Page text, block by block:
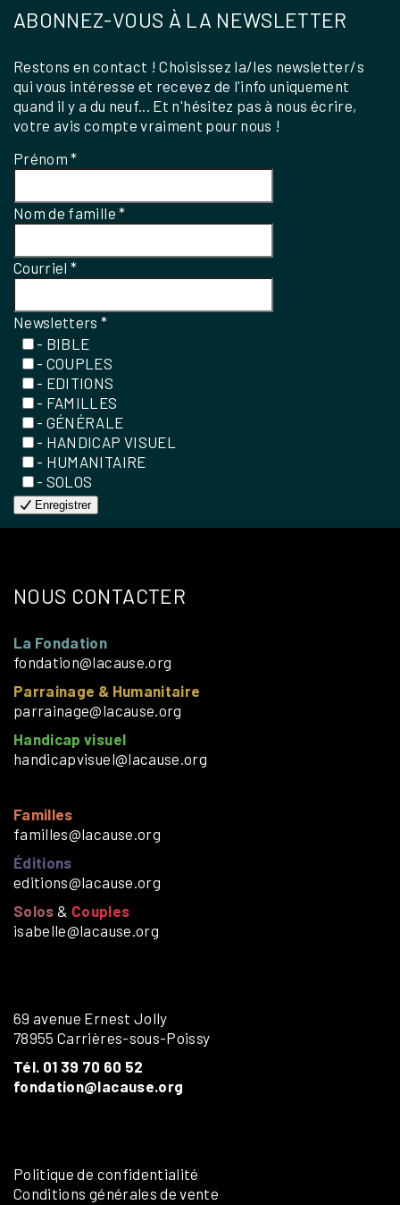
ABONNEZ-VOUS À LA NEWSLETTER
Restons en contact ! Choisissez la/les newsletter/s
qui vous intéresse et recevez de l'info uniquement
quand il y a du neuf... Et n'hésitez pas à nous écrire,
votre avis compte vraiment pour nous !
Prénom*
Nom de famille*
Courriel*
Newsletters*
- BIBLE
- COUPLES
- EDITIONS
- FAMILLES
- GÉNÉRALE
- HANDICAP VISUEL
- HUMANITAIRE
- SOLOS
Enregistrer
NOUS CONTACTER
La Fondation
fondation@lacause.org
Parrainage & Humanitaire
parrainage@lacause.org
Handicap visuel
handicapvisuel@lacause.org
Familles
familles@lacause.org
Éditions
editions@lacause.org
Solos & Couples
isabelle@lacause.org
69 avenue Ernest Jolly
78955 Carrières-sous-Poissy
Tél. 01 39 70 60 52
fondation@lacause.org
Politique de confidentialité
Conditions générales de vente